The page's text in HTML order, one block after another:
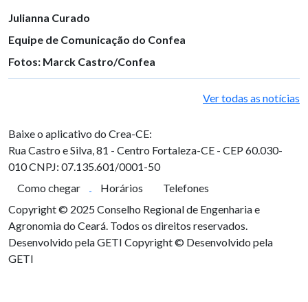
Julianna Curado
Equipe de Comunicação do Confea
Fotos: Marck Castro/Confea
Ver todas as notícias
Baixe o aplicativo do Crea-CE:
Rua Castro e Silva, 81 - Centro Fortaleza-CE - CEP 60.030-
010CNPJ: 07.135.601/0001-50
Como chegar
Horários
Telefones
Copyright © 2025 Conselho Regional de Engenharia e
Agronomia do Ceará. Todos os direitos reservados.
Desenvolvido pela GETI Copyright © Desenvolvido pela
GETI